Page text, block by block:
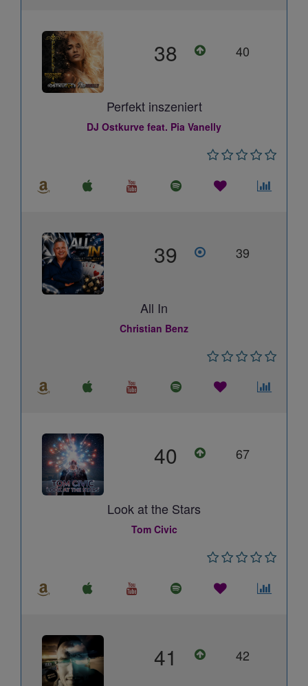
38 40
Perfekt inszeniert
DJ Ostkurve feat. Pia Vanelly
39 39
All In
Christian Benz
40 67
Look at the Stars
Tom Civic
41 42